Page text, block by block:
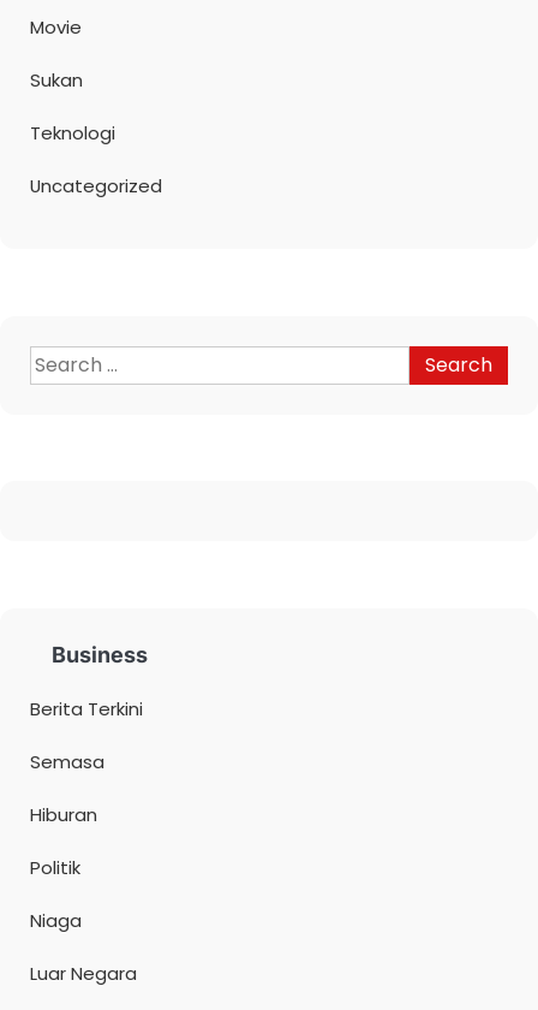
Movie
Sukan
Teknologi
Uncategorized
Business
Berita Terkini
Semasa
Hiburan
Politik
Niaga
Luar Negara